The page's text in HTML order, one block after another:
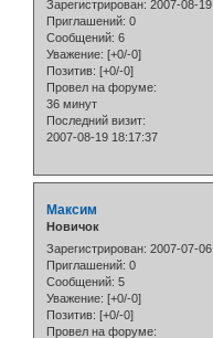
Зарегистрирован: 2007-08-19
Приглашений: 0
Сообщений: 6
Уважение: [+0/-0]
Позитив: [+0/-0]
Провел на форуме:
36 минут
Последний визит:
2007-08-19 18:17:37
Максим
Новичок
Зарегистрирован: 2007-07-06
Приглашений: 0
Сообщений: 5
Уважение: [+0/-0]
Позитив: [+0/-0]
Провел на форуме: